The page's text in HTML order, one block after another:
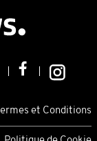
Termes et Conditions